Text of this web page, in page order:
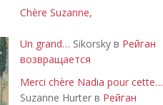
Chère Suzanne,
Un grand… Sikorsky в Рейган
возвращается
Merci chère Nadia pour cette…
Suzanne Hurter в Рейган